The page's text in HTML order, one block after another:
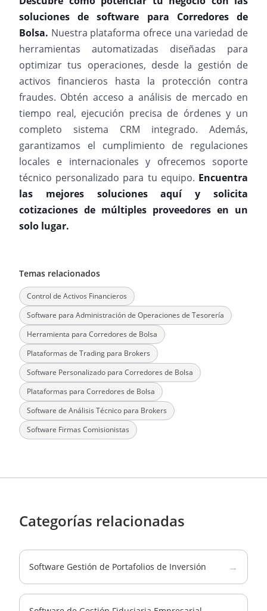
soluciones de software para Corredores de
Bolsa. Nuestra plataforma ofrece una variedad de
herramientas automatizadas diseñadas para
optimizar tus operaciones, desde la gestión de
activos financieros hasta la protección contra
fraudes. Obtén acceso a análisis de mercado en
tiempo real, ejecución precisa de órdenes y un
completo sistema CRM integrado. Además,
garantizamos el cumplimiento de regulaciones
locales e internacionales y ofrecemos soporte
técnico personalizado para tu equipo. Encuentra
las mejores soluciones aquí y solicita
cotizaciones de múltiples proveedores en un
solo lugar.
Temas relacionados
Control de Activos Financieros
Software para Administración de Operaciones de Tesorería
Herramienta para Corredores de Bolsa
Plataformas de Trading para Brokers
Software Personalizado para Corredores de Bolsa
Plataformas para Corredores de Bolsa
Software de Análisis Técnico para Brokers
Software Firmas Comisionistas
Categorías relacionadas
Software Gestión de Portafolios de Inversión →